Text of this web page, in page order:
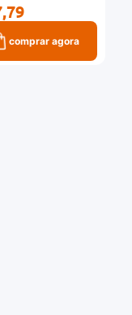
comprar agora